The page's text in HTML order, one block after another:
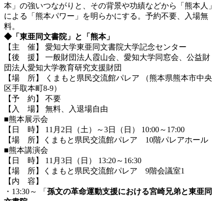
本」の強いつながりと、その背景や功績などから「熊本人」
による「熊本パワー」を明らかにする。 予約不要、入場無
料。
◆「東亜同文書院」と「熊本」
【主 催】 愛知大学東亜同文書院大学記念センター
【後 援】 一般財団法人霞山会、愛知大学同窓会、公益財
団法人愛知大学教育研究支援財団
【場 所】
くまもと県民交流館パレア （熊本県熊本市中央
区手取本町8-9）
【予 約】 不要
【入 場】 無料、入退場自由
■熊本展示会
【日 時】 11月2日（土）～3日（日） 10:00～17:00
【場 所】
くまもと県民交流館パレア 10階パレアホール
■熊本講演会
【日 時】 11月3日（日） 13:20～16:30
【場 所】くまもと県民交流館パレア 9階会議室1
【内 容】
・13:30～ 「 孫文の革命運動支援における宮崎兄弟と東亜同